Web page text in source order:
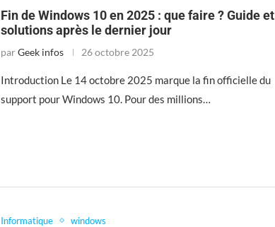
Fin de Windows 10 en 2025 : que faire ? Guide et
solutions après le dernier jour
par Geek infos 26 octobre 2025
Introduction Le 14 octobre 2025 marque la fin officielle du
support pour Windows 10. Pour des millions…
Informatique windows